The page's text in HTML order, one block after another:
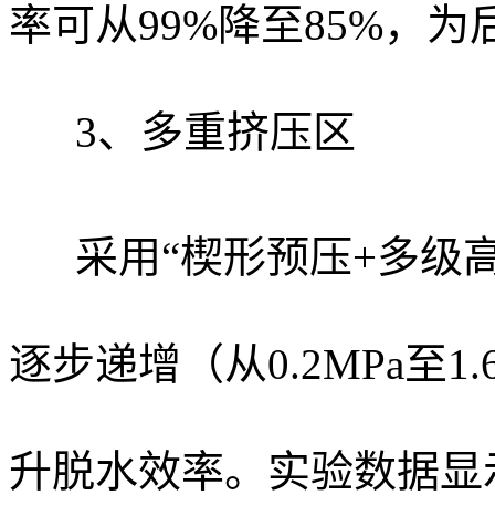
率可从99%降至85%，
3、多重挤压区
采用“楔形预压+多级
逐步递增（从0.2MPa至
升脱水效率。实验数据